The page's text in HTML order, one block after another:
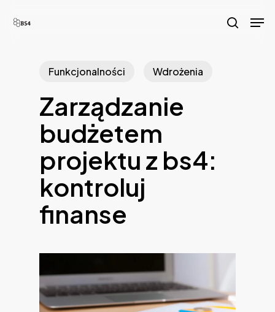
search
Funkcjonalności Wdrożenia
Zarządzanie
budżetem
projektu z bs4:
kontroluj
finanse